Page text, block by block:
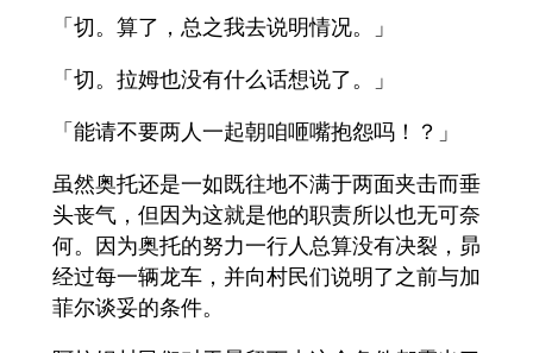
「切。算了，总之我去说明情况。」
「切。拉姆也没有什么话想说了。」
「能请不要两人一起朝咱咂嘴抱怨吗！？」
虽然奥托还是一如既往地不满于两面夹击而垂
头丧气，但因为这就是他的职责所以也无可奈
何。因为奥托的努力一行人总算没有决裂，昴
经过每一辆龙车，并向村民们说明了之前与加
菲尔谈妥的条件。